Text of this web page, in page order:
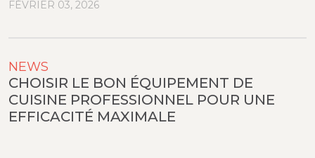
FÉVRIER 03, 2026
NEWS
CHOISIR LE BON ÉQUIPEMENT DE
CUISINE PROFESSIONNEL POUR UNE
EFFICACITÉ MAXIMALE